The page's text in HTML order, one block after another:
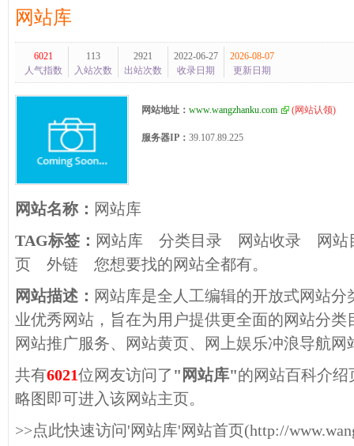
网站库
6021
人气指数
113
入站次数
2921
出站次数
2022-06-27
收录日期
2026-08-07
更新日期
网站地址： www.wangzhanku.com (网站认领)
服务器IP： 39.107.89.225
网站名称： 网站库
TAG标签： 网站库 分类目录 网站收录
网站
页
外链
您想要找的网站全都有。
网站描述： 网站库是全人工编辑的开放式网站
业优秀网站，旨在为用户提供更全面的网站分
网站推广服务、网站黄页、网上娱乐冲浪导航网
共有6021位网友访问了 "网站库"的网站百科介
略图即可进入该网站主页。
>>点此快速访问'网站库'网站首页(http://